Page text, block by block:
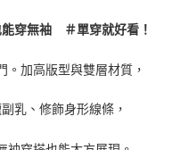
穿無袖 ＃單穿就好看！
。加高版型與雙層材質，
乳、修飾身形線條，